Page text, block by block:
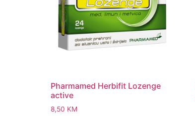
Pharmamed Herbifit Lozenge
active
8,50 KM